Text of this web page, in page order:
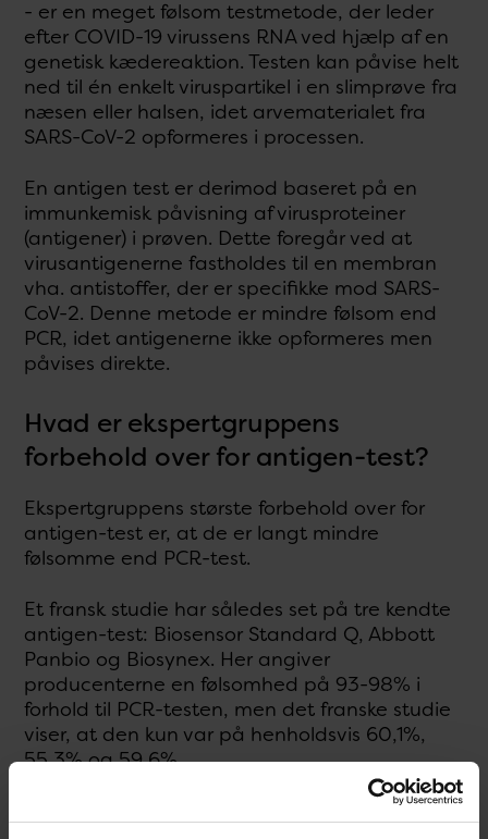
- er en meget følsom testmetode, der leder
efter COVID-19 virussens RNA ved hjælp af en
genetisk kædereaktion. Testen kan påvise helt
ned til én enkelt viruspartikel i en slimprøve fra
næsen eller halsen, idet arvematerialet fra
SARS-CoV-2 opformeres i processen.
En antigen test er derimod baseret på en
immunkemisk påvisning af virusproteiner
(antigener) i prøven. Dette foregår ved at
virusantigenerne fastholdes til en membran
vha. antistoffer, der er specifikke mod SARS-
CoV-2. Denne metode er mindre følsom end
PCR, idet antigenerne ikke opformeres men
påvises direkte.
Hvad er ekspertgruppens
forbehold over for antigen-test?
Ekspertgruppens største forbehold over for
antigen-test er, at de er langt mindre
følsomme end PCR-test.
Et fransk studie har således set på tre kendte
antigen-test: Biosensor Standard Q, Abbott
Panbio og Biosynex. Her angiver
producenterne en følsomhed på 93-98% i
forhold til PCR-testen, men det franske studie
viser, at den kun var på henholdsvis 60,1%,
55,3% og 59,6%.
Ekspertgruppen har også regnet tallene fra